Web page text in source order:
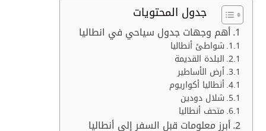
جدول المحتويات
أهم وجهات جدول سياحي في انطاليا
شواطئ أنطاليا
البلدة القديمة
أرض الأساطير
أنطاليا أكواريوم
شلال دودين
متحف أنطاليا
أبرز معلومات قبل السفر إلى أنطاليا